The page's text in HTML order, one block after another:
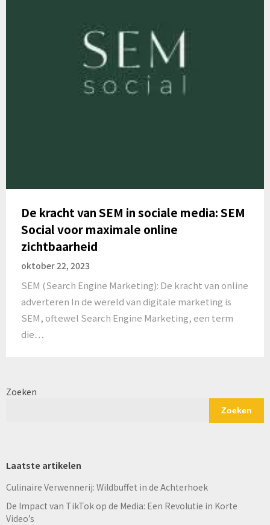
De kracht van SEM in sociale media: SEM
Social voor maximale online
zichtbaarheid
oktober 22, 2023
SEM (Search Engine Marketing): De kracht van online
adverteren In de wereld van digitale marketing is
SEM, oftewel Search Engine Marketing, een term
die…
Zoeken
Zoeken
Laatste artikelen
Culinaire Verwennerij: Wildbuffet in de Achterhoek
De Impact van TikTok op de Media: Een Revolutie in Korte
Video’s